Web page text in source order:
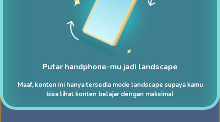
Putar handphone-mu jadi landscape
Maaf, konten ini hanya tersedia mode landscape supaya kamu
bisa lihat konten belajar dengan maksimal